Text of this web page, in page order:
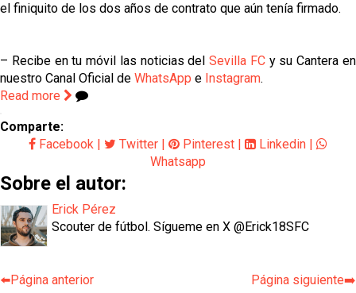
el finiquito de los dos años de contrato que aún tenía firmado.
– Recibe en tu móvil las noticias delSevilla FCy su Cantera en
nuestro Canal Oficial de WhatsApp e Instagram.
Read more
Comparte:
Facebook | Twitter | Pinterest | Linkedin |
Whatsapp
Sobre el autor:
Erick Pérez
Scouter de fútbol. Sígueme en X @Erick18SFC
⬅️Página anterior Página siguiente➡️